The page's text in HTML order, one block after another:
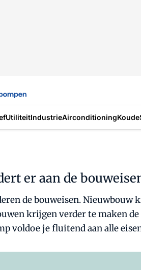
UtiliteitIndustrieAirconditioningKoude
er aan de
de bouweisen.
krijgen verder te maken
voldoe je fluitend aan alle